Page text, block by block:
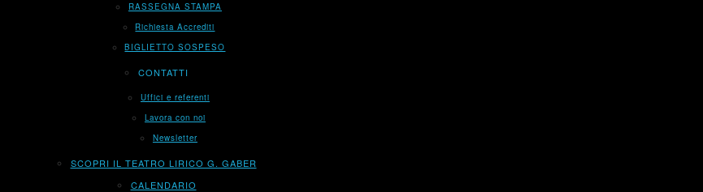
RASSEGNA STAMPA
Richiesta Accrediti
BIGLIETTO SOSPESO
CONTATTI
Uffici e referenti
Lavora con noi
Newsletter
SCOPRI IL TEATRO LIRICO G. GABER
CALENDARIO